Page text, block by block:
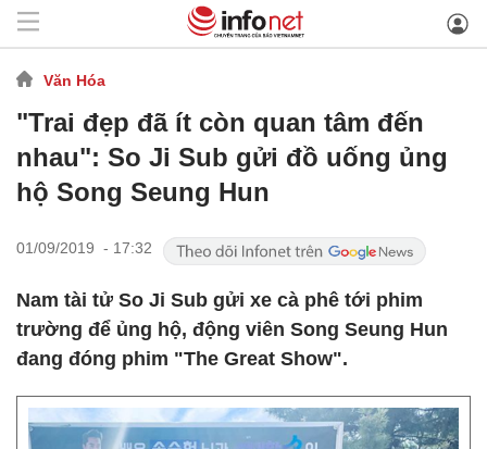
Văn Hóa
"Trai đẹp đã ít còn quan tâm đến
nhau": So Ji Sub gửi đồ uống ủng
hộ Song Seung Hun
01/09/2019 - 17:32
Nam tài tử So Ji Sub gửi xe cà phê tới phim
trường để ủng hộ, động viên Song Seung Hun
đang đóng phim "The Great Show".